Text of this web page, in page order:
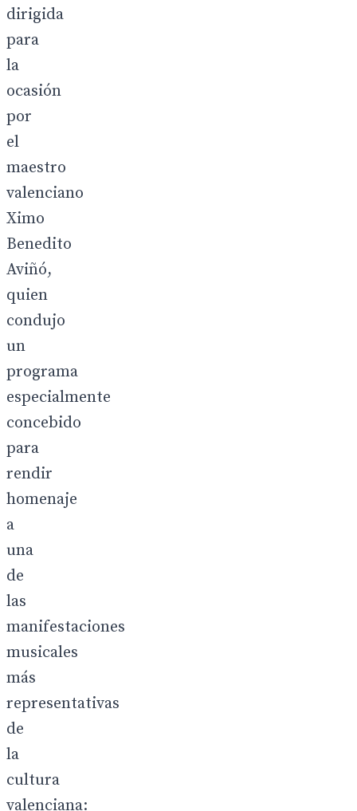
dirigida
para
la
ocasión
por
el
maestro
valenciano
Ximo
Benedito
Aviñó,
quien
condujo
un
programa
especialmente
concebido
para
rendir
homenaje
a
una
de
las
manifestaciones
musicales
más
representativas
de
la
cultura
valenciana: